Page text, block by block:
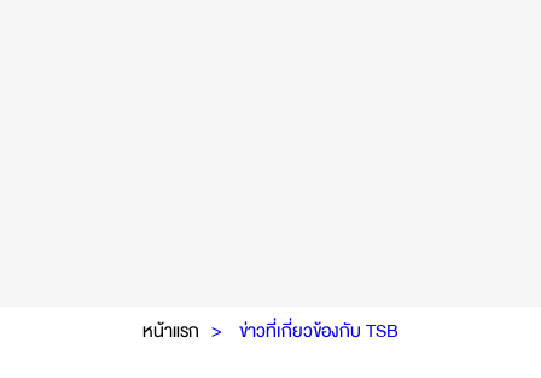
หน้าแรก ข่าวที่เกี่ยวข้องกับ TSB